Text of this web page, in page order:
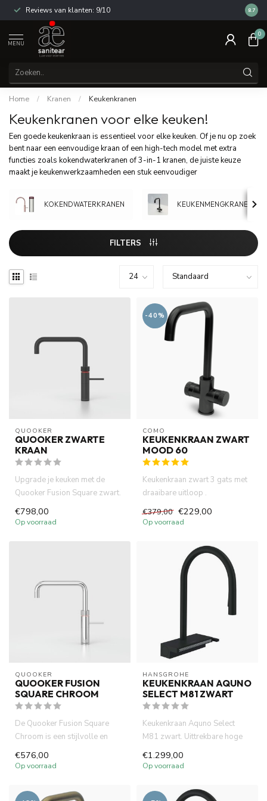
Reviews van klanten: 9/10 14
8.7
MENU
0
Home / Kranen / Keukenkranen
Keukenkranen voor elke keuken!
Een goede keukenkraan is essentieel voor elke keuken. Of je nu op zoek
bent naar een eenvoudige kraan of een high-tech model met extra
functies zoals kokendwaterkranen of 3-in-1 kranen, de juiste keuze
maakt je keukenwerkzaamheden een stuk eenvoudiger
KOKENDWATERKRANEN KEUKENMENGKRANEN
FILTERS
QUOOKER
QUOOKER ZWARTE
KRAAN
Upgrade je keuken met de
Quooker Fusion Square zwart.
€798,00
Op voorraad
-40%
COMO
KEUKENKRAAN ZWART
MOOD 60
Keukenkraan zwart 3 gats met
draaibare uitloop .
Z....
€379,00 €229,00
Op voorraad
QUOOKER
QUOOKER FUSION
SQUARE CHROOM
De Quooker Fusion Square
Chroom is een stijlvolle en
€576,00
Op voorraad
HANSGROHE
KEUKENKRAAN AQUNO
SELECT M81 ZWART
Keukenkraan Aquno Select
M81 zwart. Uittrekbare hoge
€1.299,00
Op voorraad